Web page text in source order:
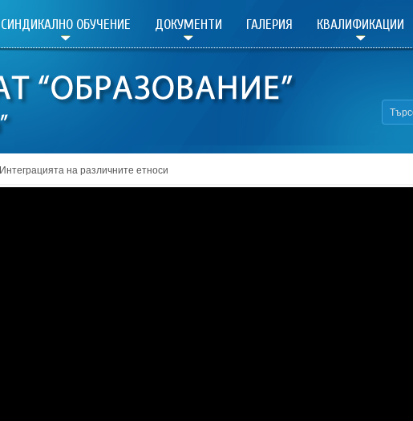
СИНДИКАЛНО ОБУЧЕНИЕ ДОКУМЕНТИ ГАЛЕРИЯ КВАЛИФИКАЦИИ
Интеграцията на различните етноси